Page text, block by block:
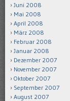
Juni 2008
Mai 2008
April 2008
März 2008
Februar 2008
Januar 2008
Dezember 2007
November 2007
Oktober 2007
September 2007
August 2007